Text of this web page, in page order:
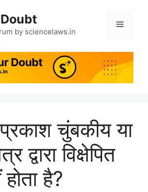
by sciencelaws.in
चुंबकीय या
द्वारा विक्षेपित
है?